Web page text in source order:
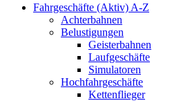
Fahrgeschäfte (Aktiv) A-Z
Achterbahnen
Belustigungen
Geisterbahnen
Laufgeschäfte
Simulatoren
Hochfahrgeschäfte
Kettenflieger